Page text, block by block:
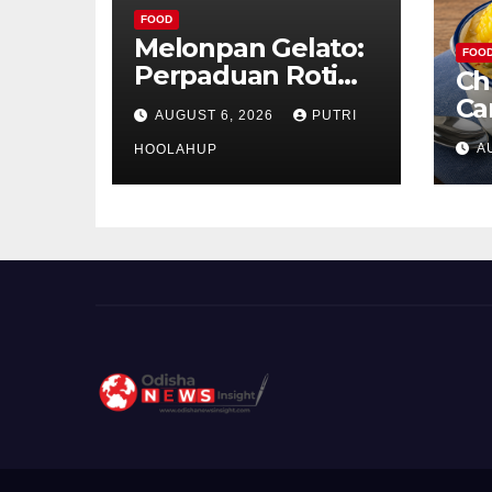
FOOD
Melonpan Gelato:
Perpaduan Roti
Renyah dan Es
Krim Lembut yang
Menggoda
AUGUST 6, 2026 PUTRI
HOOLAHUP